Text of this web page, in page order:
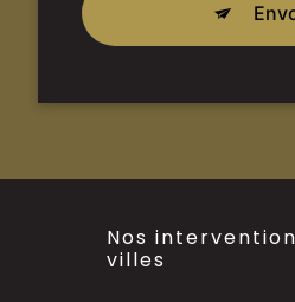
Nos
villes